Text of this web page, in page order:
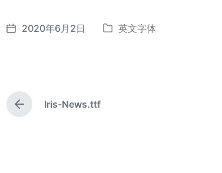
发
2020年6月2日
发
英文字体
上
篇
Iris-News.ttf